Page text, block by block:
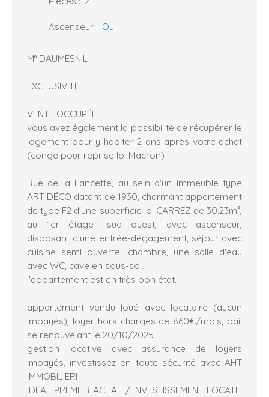
Ascenseur : Oui
M° DAUMESNIL
EXCLUSIVITÉ
VENTE OCCUPÉE
vous avez également la possibilité de récupérer le
logement pour y habiter 2 ans après votre achat
(congé pour reprise loi Macron)
Rue de la Lancette, au sein d'un immeuble type
ART DÉCO datant de 1930, charmant appartement
de type F2 d'une superficie loi CARREZ de 30.23m²,
au 1er étage -sud ouest, avec ascenseur,
disposant d'une entrée-dégagement, séjour avec
cuisine semi ouverte, chambre, une salle d'eau
avec WC, cave en sous-sol.
l'appartement est en très bon état.
appartement vendu loué avec locataire (aucun
impayés), loyer hors charges de 860€/mois, bail
se renouvelant le 20/10/2025
gestion locative avec assurance de loyers
impayés, investissez en toute sécurité avec AHT
IMMOBILIER!
IDÉAL PREMIER ACHAT / INVESTISSEMENT LOCATIF